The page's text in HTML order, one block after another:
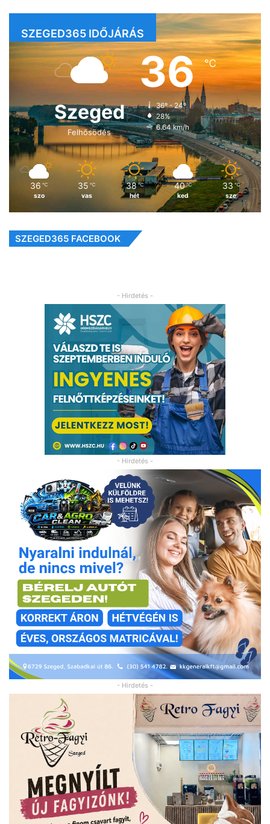
SZEGED365 IDŐJÁRÁS
Szeged
Felhősödés
36℃
36º - 24º
28%
6.64 km/h
36 ℃
szo
35 ℃
vas
38 ℃
hét
40 ℃
ked
33 ℃
sze
SZEGED365 FACEBOOK
- Hirdetés -
- Hirdetés -
- Hirdetés -